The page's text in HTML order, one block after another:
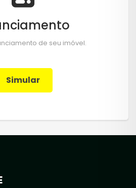
de seu imóvel.
Simular